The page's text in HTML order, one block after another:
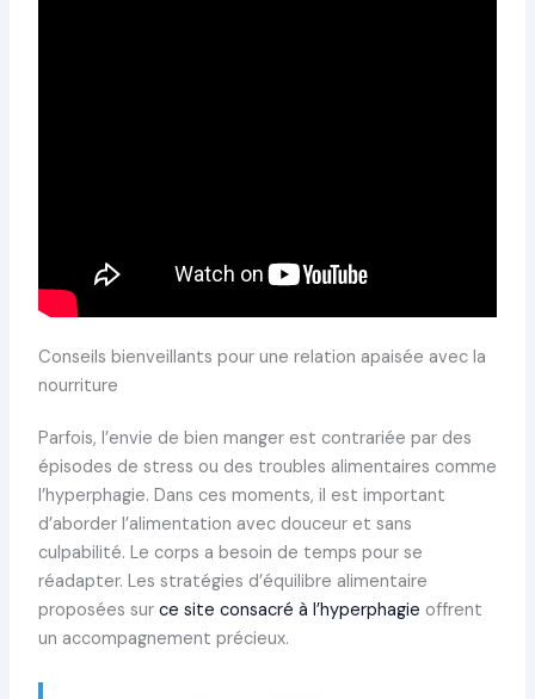
Conseils bienveillants pour une relation apaisée avec la
nourriture
Parfois, l’envie de bien manger est contrariée par des
épisodes de stress ou des troubles alimentaires comme
l’hyperphagie. Dans ces moments, il est important
d’aborder l’alimentation avec douceur et sans
culpabilité. Le corps a besoin de temps pour se
réadapter. Les stratégies d’équilibre alimentaire
proposées sur ce site consacré à l’hyperphagie offrent
un accompagnement précieux.